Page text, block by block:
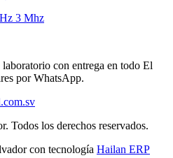
3 Mhz
con entrega en todo El
por WhatsApp.
. Todos los derechos reservados.
con tecnología Hailan ERP